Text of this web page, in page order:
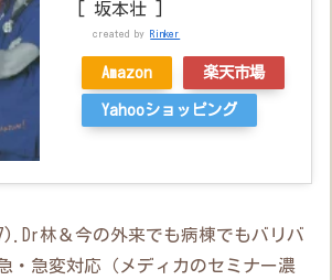
[ 坂本壮 ]
created by Rinker
Amazon 楽天市場
Yahooショッピング
林＆今の外来でも病棟でもバリバ
・急変対応（メディカのセミナー濃